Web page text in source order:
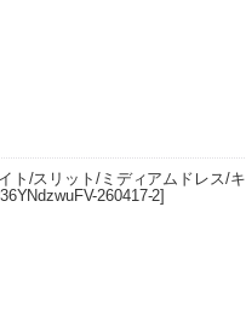
ト/スリット/ミディアムドレス/キ
260417-2]